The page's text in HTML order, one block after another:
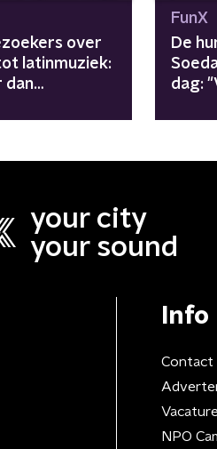
over
latinmuziek:
dan
FunX
De
dag:
your city
your sound
Info
Contact
NPO